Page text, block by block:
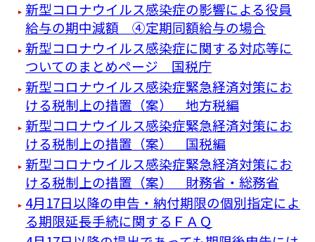
新型コロナウイルス感染症の影響による役員
給与の期中減額 ④定期同額給与の場合
新型コロナウイルス感染症に関する対応等に
ついてのまとめページ 国税庁
新型コロナウイルス感染症緊急経済対策にお
ける税制上の措置（案） 地方税編
新型コロナウイルス感染症緊急経済対策にお
ける税制上の措置（案） 国税編
新型コロナウイルス感染症緊急経済対策にお
ける税制上の措置（案） 財務省・総務省
4月17日以降の申告・納付期限の個別指定によ
る期限延長手続に関するＦＡＱ